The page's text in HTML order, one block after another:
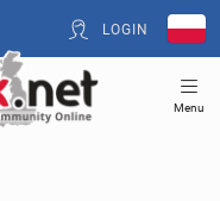
LOGIN
Menu